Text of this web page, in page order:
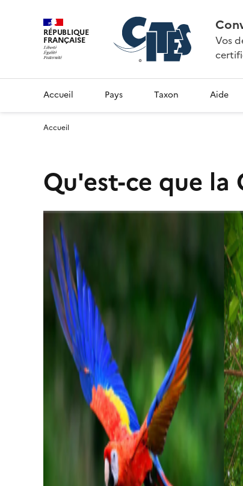
RÉPUBLIQUE
FRANÇAISE
Vos
Accueil Pays Taxon Aide
Accueil
Qu'est-ce que la